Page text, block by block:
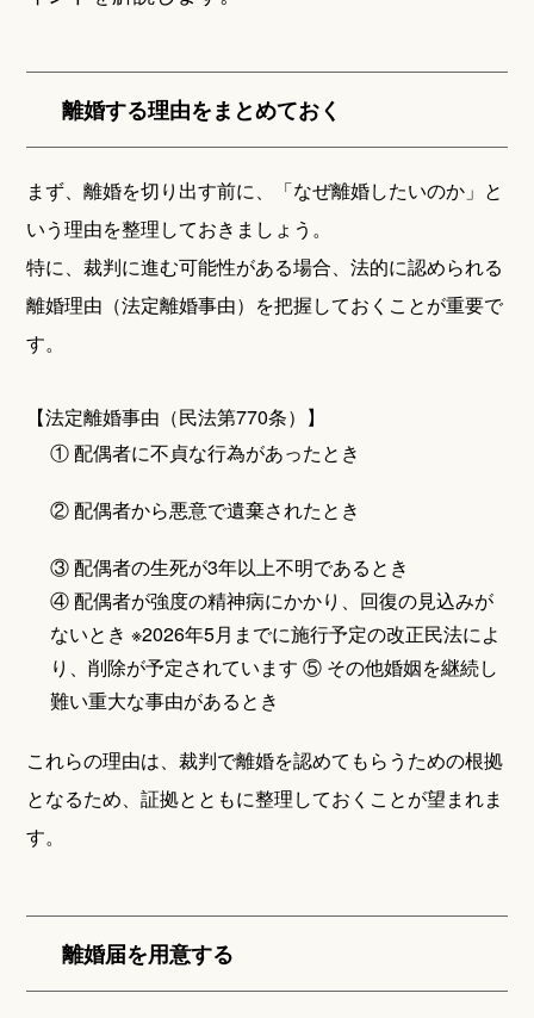
離婚する理由をまとめておく
まず、離婚を切り出す前に、「なぜ離婚したいのか」と
いう理由を整理しておきましょう。
特に、裁判に進む可能性がある場合、法的に認められる
離婚理由（法定離婚事由）を把握しておくことが重要で
す。
【法定離婚事由（民法第770条）】
① 配偶者に不貞な行為があったとき
② 配偶者から悪意で遺棄されたとき
③ 配偶者の生死が3年以上不明であるとき
④ 配偶者が強度の精神病にかかり、回復の見込みが
ないとき ※2026年5月までに施行予定の改正民法によ
り、削除が予定されています ⑤ その他婚姻を継続し
難い重大な事由があるとき
これらの理由は、裁判で離婚を認めてもらうための根拠
となるため、証拠とともに整理しておくことが望まれま
す。
離婚届を用意する